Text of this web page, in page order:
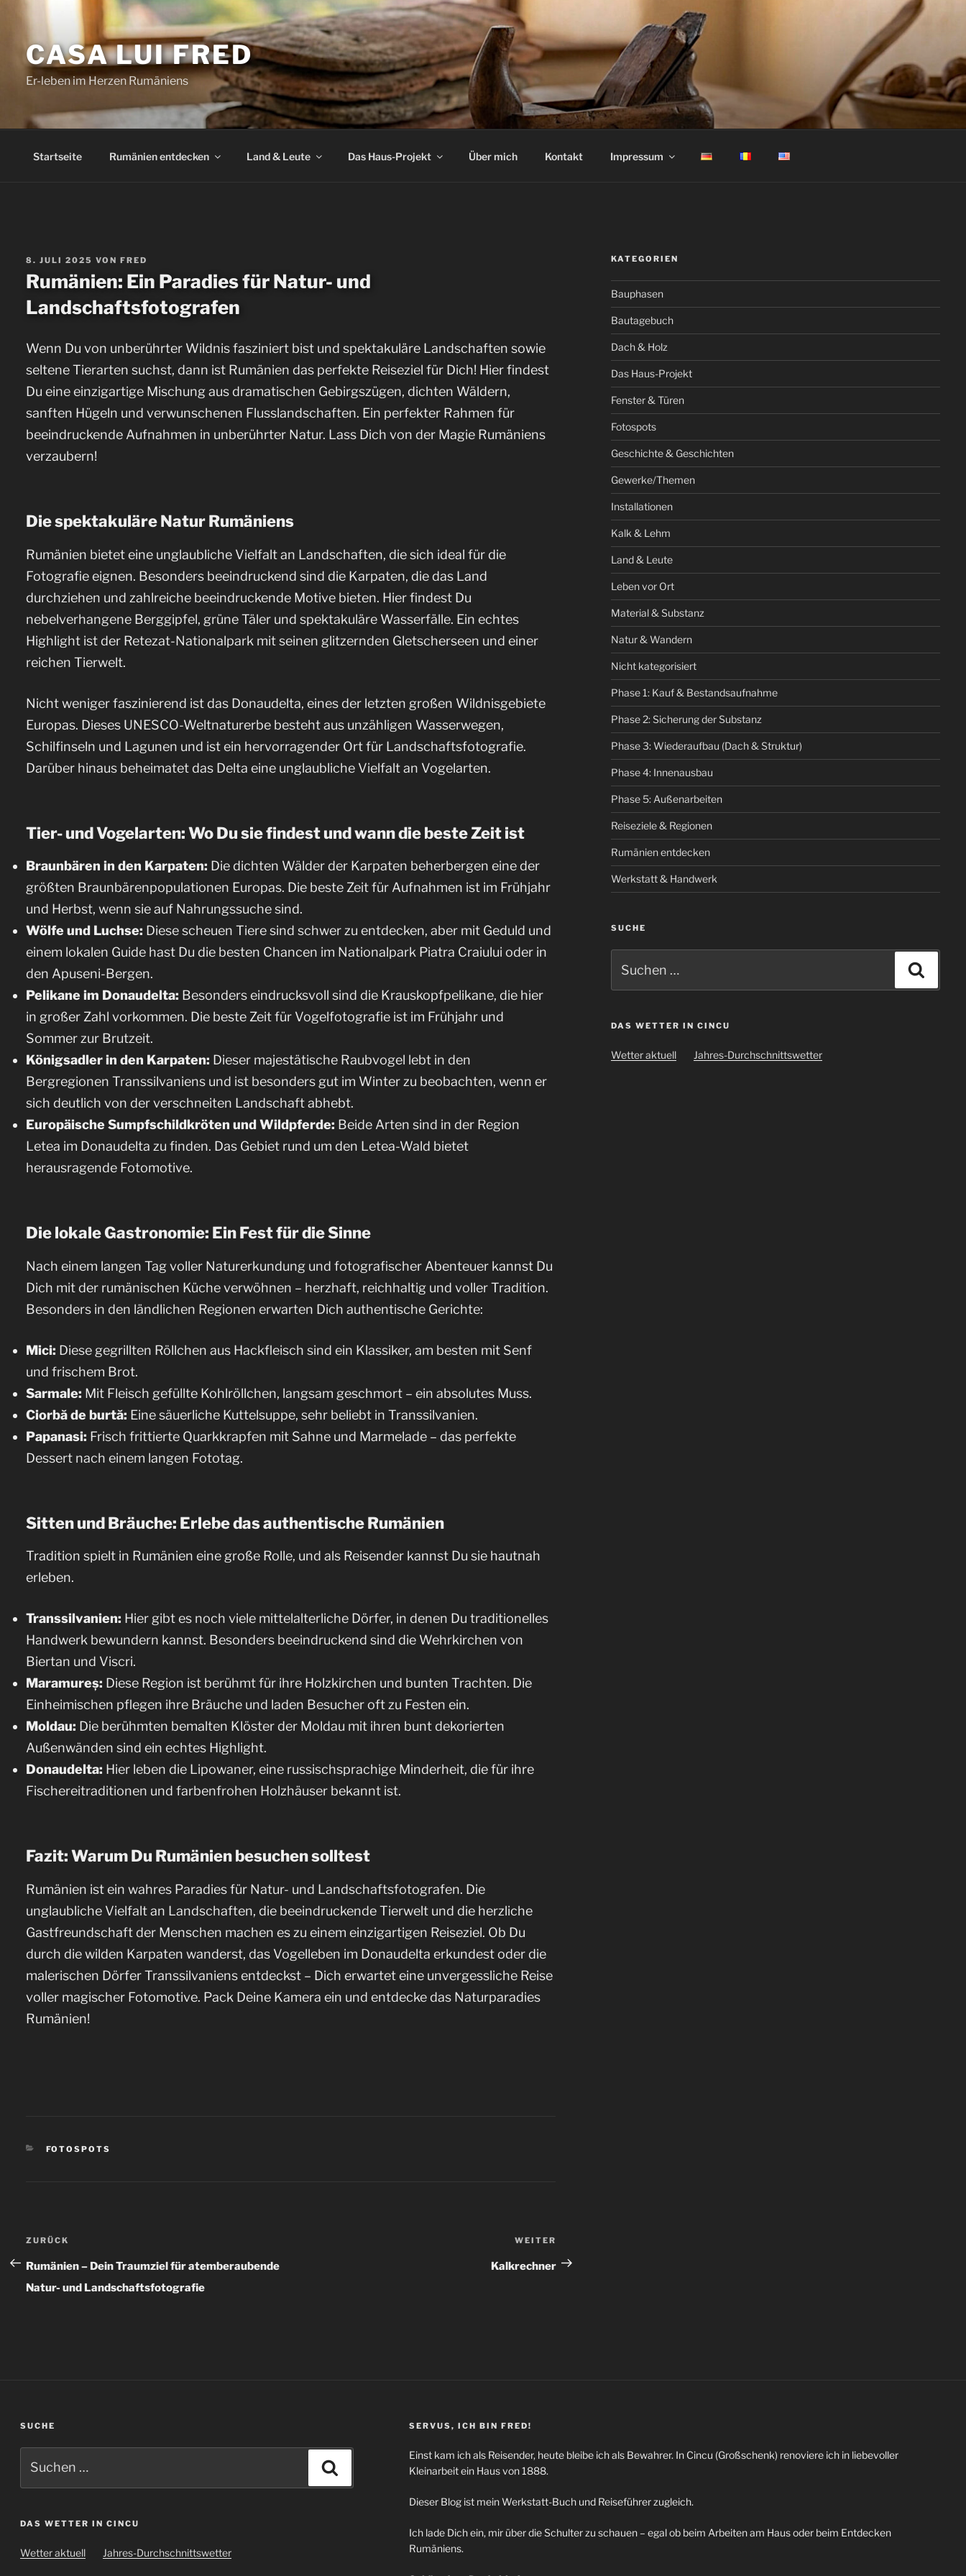
springenCASA LUI FRED
Er-leben im Herzen Rumäniens
Startseite Rumänien entdecken Land & Leute Das Haus-Projekt Über mich Kontakt Impressum
VERÖFFENTLICHT
AM
8. JULI 2025 VON FRED
Rumänien: Ein Paradies für Natur- und
Landschaftsfotografen
Wenn Du von unberührter Wildnis fasziniert bist und spektakuläre Landschaften sowie
seltene Tierarten suchst, dann ist Rumänien das perfekte Reiseziel für Dich! Hier findest
Du eine einzigartige Mischung aus dramatischen Gebirgszügen, dichten Wäldern,
sanften Hügeln und verwunschenen Flusslandschaften. Ein perfekter Rahmen für
beeindruckende Aufnahmen in unberührter Natur. Lass Dich von der Magie Rumäniens
verzaubern!
Die spektakuläre Natur Rumäniens
Rumänien bietet eine unglaubliche Vielfalt an Landschaften, die sich ideal für die
Fotografie eignen. Besonders beeindruckend sind die Karpaten, die das Land
durchziehen und zahlreiche beeindruckende Motive bieten. Hier findest Du
nebelverhangene Berggipfel, grüne Täler und spektakuläre Wasserfälle. Ein echtes
Highlight ist der Retezat-Nationalpark mit seinen glitzernden Gletscherseen und einer
reichen Tierwelt.
Nicht weniger faszinierend ist das Donaudelta, eines der letzten großen Wildnisgebiete
Europas. Dieses UNESCO-Weltnaturerbe besteht aus unzähligen Wasserwegen,
Schilfinseln und Lagunen und ist ein hervorragender Ort für Landschaftsfotografie.
Darüber hinaus beheimatet das Delta eine unglaubliche Vielfalt an Vogelarten.
Tier- und Vogelarten: Wo Du sie findest und wann die beste Zeit ist
Braunbären in den Karpaten: Die dichten Wälder der Karpaten beherbergen eine der
größten Braunbärenpopulationen Europas. Die beste Zeit für Aufnahmen ist im Frühjahr
und Herbst, wenn sie auf Nahrungssuche sind.
Wölfe und Luchse: Diese scheuen Tiere sind schwer zu entdecken, aber mit Geduld und
einem lokalen Guide hast Du die besten Chancen im Nationalpark Piatra Craiului oder in
den Apuseni-Bergen.
Pelikane im Donaudelta: Besonders eindrucksvoll sind die Krauskopfpelikane, die hier
in großer Zahl vorkommen. Die beste Zeit für Vogelfotografie ist im Frühjahr und
Sommer zur Brutzeit.
Königsadler in den Karpaten: Dieser majestätische Raubvogel lebt in den
Bergregionen Transsilvaniens und ist besonders gut im Winter zu beobachten, wenn er
sich deutlich von der verschneiten Landschaft abhebt.
Europäische Sumpfschildkröten und Wildpferde: Beide Arten sind in der Region
Letea im Donaudelta zu finden. Das Gebiet rund um den Letea-Wald bietet
herausragende Fotomotive.
Die lokale Gastronomie: Ein Fest für die Sinne
Nach einem langen Tag voller Naturerkundung und fotografischer Abenteuer kannst Du
Dich mit der rumänischen Küche verwöhnen – herzhaft, reichhaltig und voller Tradition.
Besonders in den ländlichen Regionen erwarten Dich authentische Gerichte:
Mici: Diese gegrillten Röllchen aus Hackfleisch sind ein Klassiker, am besten mit Senf
und frischem Brot.
Sarmale: Mit Fleisch gefüllte Kohlröllchen, langsam geschmort – ein absolutes Muss.
Ciorbă de burtă: Eine säuerliche Kuttelsuppe, sehr beliebt in Transsilvanien.
Papanasi: Frisch frittierte Quarkkrapfen mit Sahne und Marmelade – das perfekte
Dessert nach einem langen Fototag.
Sitten und Bräuche: Erlebe das authentische Rumänien
Tradition spielt in Rumänien eine große Rolle, und als Reisender kannst Du sie hautnah
erleben.
Transsilvanien: Hier gibt es noch viele mittelalterliche Dörfer, in denen Du traditionelles
Handwerk bewundern kannst. Besonders beeindruckend sind die Wehrkirchen von
Biertan und Viscri.
Maramureș: Diese Region ist berühmt für ihre Holzkirchen und bunten Trachten. Die
Einheimischen pflegen ihre Bräuche und laden Besucher oft zu Festen ein.
Moldau: Die berühmten bemalten Klöster der Moldau mit ihren bunt dekorierten
Außenwänden sind ein echtes Highlight.
Donaudelta: Hier leben die Lipowaner, eine russischsprachige Minderheit, die für ihre
Fischereitraditionen und farbenfrohen Holzhäuser bekannt ist.
Fazit: Warum Du Rumänien besuchen solltest
Rumänien ist ein wahres Paradies für Natur- und Landschaftsfotografen. Die
unglaubliche Vielfalt an Landschaften, die beeindruckende Tierwelt und die herzliche
Gastfreundschaft der Menschen machen es zu einem einzigartigen Reiseziel. Ob Du
durch die wilden Karpaten wanderst, das Vogelleben im Donaudelta erkundest oder die
malerischen Dörfer Transsilvaniens entdeckst – Dich erwartet eine unvergessliche Reise
voller magischer Fotomotive. Pack Deine Kamera ein und entdecke das Naturparadies
Rumänien!
KATEGORIEN
FOTOSPOTS
Beitragsnavigation
Vorheriger
Beitrag
ZURÜCK
Rumänien – Dein Traumziel für atemberaubende
Natur- und Landschaftsfotografie
Beitrag
WEITER
Kalkrechner
KATEGORIEN
Bauphasen
Bautagebuch
Dach & Holz
Das Haus-Projekt
Fenster & Türen
Fotospots
Geschichte & Geschichten
Gewerke/Themen
Installationen
Kalk & Lehm
Land & Leute
Leben vor Ort
Material & Substanz
Natur & Wandern
Nicht kategorisiert
Phase 1: Kauf & Bestandsaufnahme
Phase 2: Sicherung der Substanz
Phase 3: Wiederaufbau (Dach & Struktur)
Phase 4: Innenausbau
Phase 5: Außenarbeiten
Reiseziele & Regionen
Rumänien entdecken
Werkstatt & Handwerk
SUCHE
nach:
DAS WETTER IN CINCU
Wetter aktuell Jahres-Durchschnittswetter
SUCHE
nach:
DAS WETTER IN CINCU
Wetter aktuell Jahres-Durchschnittswetter
SERVUS, ICH BIN FRED!
Einst kam ich als Reisender, heute bleibe ich als Bewahrer. In Cincu (Großschenk) renoviere ich in liebevoller
Kleinarbeit ein Haus von 1888.
Dieser Blog ist mein Werkstatt-Buch und Reiseführer zugleich.
Ich lade Dich ein, mir über die Schulter zu schauen – egal ob beim Arbeiten am Haus oder beim Entdecken
Rumäniens.